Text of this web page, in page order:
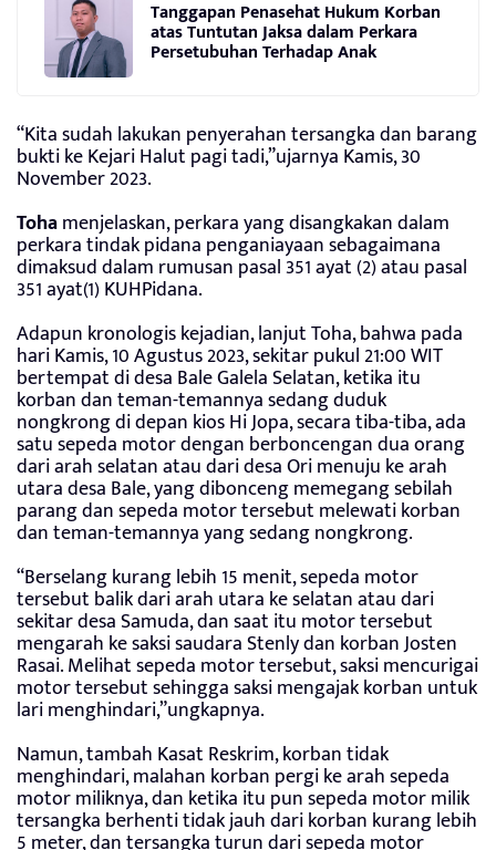
Tanggapan Penasehat Hukum Korban
atas Tuntutan Jaksa dalam Perkara
Persetubuhan Terhadap Anak
“Kita sudah lakukan penyerahan tersangka dan barang
bukti ke Kejari Halut pagi tadi,”ujarnya Kamis, 30
November 2023.
Tohamenjelaskan, perkara yang disangkakan dalam
perkara tindak pidana penganiayaan sebagaimana
dimaksud dalam rumusan pasal 351 ayat (2) atau pasal
351 ayat(1) KUHPidana.
Adapun kronologis kejadian, lanjut Toha, bahwa pada
hari Kamis, 10 Agustus 2023, sekitar pukul 21:00 WIT
bertempat di desa Bale Galela Selatan, ketika itu
korban dan teman-temannya sedang duduk
nongkrong di depan kios Hi Jopa, secara tiba-tiba, ada
satu sepeda motor dengan berboncengan dua orang
dari arah selatan atau dari desa Ori menuju ke arah
utara desa Bale, yang dibonceng memegang sebilah
parang dan sepeda motor tersebut melewati korban
dan teman-temannya yang sedang nongkrong.
“Berselang kurang lebih 15 menit, sepeda motor
tersebut balik dari arah utara ke selatan atau dari
sekitar desa Samuda, dan saat itu motor tersebut
mengarah ke saksi saudara Stenly dan korban Josten
Rasai. Melihat sepeda motor tersebut, saksi mencurigai
motor tersebut sehingga saksi mengajak korban untuk
lari menghindari,”ungkapnya.
Namun, tambah Kasat Reskrim, korban tidak
menghindari, malahan korban pergi ke arah sepeda
motor miliknya, dan ketika itu pun sepeda motor milik
tersangka berhenti tidak jauh dari korban kurang lebih